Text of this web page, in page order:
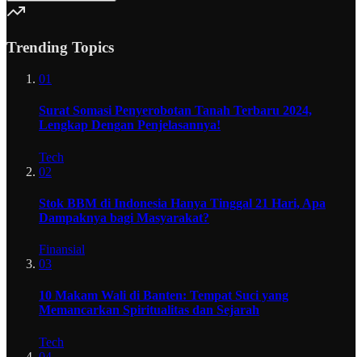
Trending Topics
01
Surat Somasi Penyerobotan Tanah Terbaru 2024,
Lengkap Dengan Penjelasannya!
Tech
02
Stok BBM di Indonesia Hanya Tinggal 21 Hari, Apa
Dampaknya bagi Masyarakat?
Finansial
03
10 Makam Wali di Banten: Tempat Suci yang
Memancarkan Spiritualitas dan Sejarah
Tech